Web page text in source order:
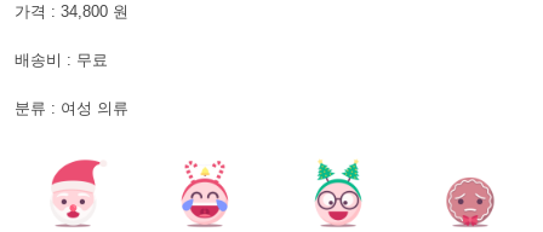
가격 : 34,800 원
배송비 : 무료
분류 : 여성 의류